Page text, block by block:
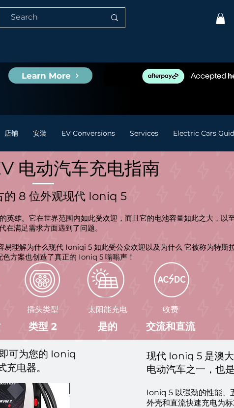
Learn More
店铺 安装 EV Conversions Services Electric Cars
电动汽车充电指南
的 8 位外观现代 Ioniq 5
英雄。它在世界范围内如此受欢迎，而且它的电池容量如此之大，以
在满足需求方面遇到了问题。
理解为什么现代 Ioniqi 5 如此受公众欢迎以及为什么 它被称为特斯
色方案也创造了真正的 Ioniq 5 嗡嗡声！
插头类型
类型 2
太阳能充电 收费
是的 交流和直流
可为您的 Ioniq
充电器。
3 Phase &
现代 Ioniq 5 是澳
电动汽车之一，也
Ioniq 5 以强劲的性能、
外壳和直流快速充电为